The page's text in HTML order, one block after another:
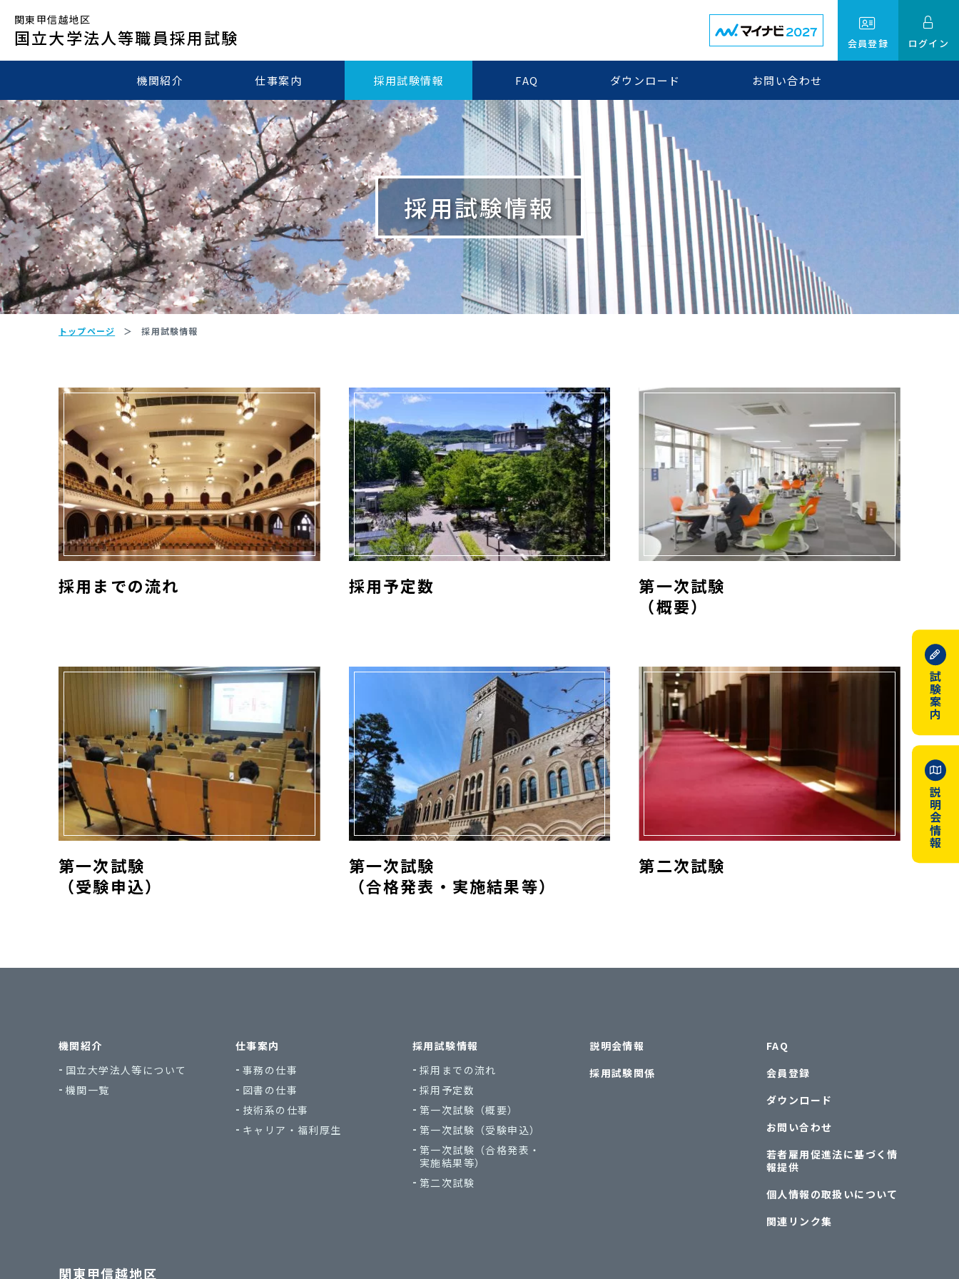
関東甲信越地区
国立大学法人等職員採用試験 会員登録 ログイン
機関紹介 仕事案内 採用試験情報 FAQ ダウンロード お問い合わせ
試験案内
説明会情報
採用試験情報
トップページ 採用試験情報
採用までの流れ 採用予定数
（概要）">
第一次試験
（概要）
（受験申込）">
第一次試験
（受験申込）
（合格発表・実施結果等）">
第一次試験
（合格発表・実施結果等）
第二次試験
機関紹介
国立大学法人等について
機関一覧
仕事案内
事務の仕事
図書の仕事
技術系の仕事
キャリア・福利厚生
採用試験情報
採用までの流れ
採用予定数
第一次試験 （概要）
第一次試験 （受験申込）
第一次試験 （合格発表・
実施結果等）
第二次試験
説明会情報
採用試験関係
FAQ
会員登録
ダウンロード
お問い合わせ
若者雇用促進法に基づく情
報提供
個人情報の取扱いについて
関連リンク集
関東甲信越地区